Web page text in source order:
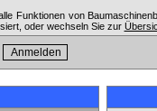
Funktionen von
oder wechseln Sie zur